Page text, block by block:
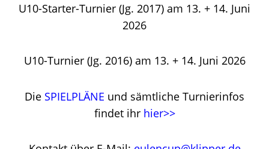
U10-Starter-Turnier (Jg. 2017) am 13. + 14. Juni
2026
U10-Turnier (Jg. 2016) am 13. + 14. Juni 2026
Die SPIELPLÄNE und sämtliche Turnierinfos
findet ihr hier>>